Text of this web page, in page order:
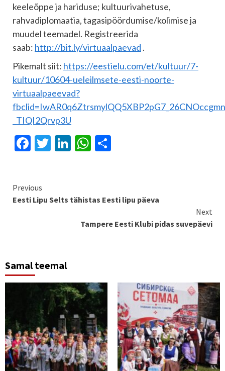
keeleõppe ja hariduse; kultuurivahetuse,
rahvadiplomaatia, tagasipöördumise/kolimise ja
muudel teemadel. Registreerida
saab: http://bit.ly/virtuaalpaevad .
Pikemalt siit: https://eestielu.com/et/kultuur/7-
kultuur/10604-ueleilmsete-eesti-noorte-
virtuaalpaeevad?
_TIQI2Qrvp3U
Facebook
Twitter
LinkedIn
WhatsApp
Continue
Reading
Previous
Eesti Lipu Selts tähistas Eesti lipu päeva
Next
Tampere Eesti Klubi pidas suvepäevi
Samal teemal